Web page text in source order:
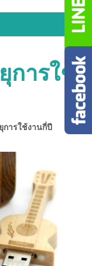
การใช้
ารใช้งานกี่ปี